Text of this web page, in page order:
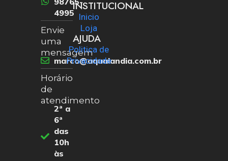
4995
Envie
uma
mensagem
marco@aqualandia.com.br
Horário
de
atendimento
2ª a
6ª
das
10h
às
INSTITUCIONAL
Inicio
Loja
AJUDA
Politica de
Privacidade